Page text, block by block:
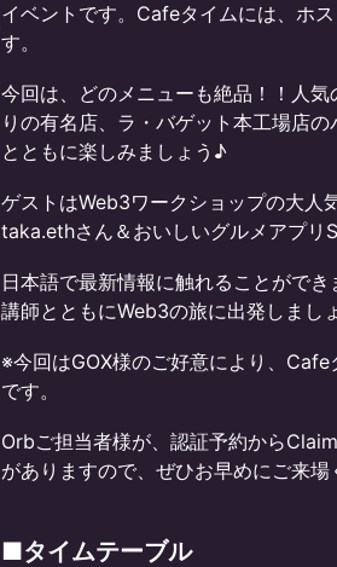
イベントです。Cafeタイムには、ホ
す。
今回は、どのメニューも絶品！！人
りの有名店、ラ・バゲット本工場店
とともに楽しみましょう♪
ゲストはWeb3ワークショップの大
taka.ethさん＆おいしいグルメアプリ
日本語で最新情報に触れることがで
講師とともにWeb3の旅に出発しまし
​​※今回はGOX様のご好意により、
です。
Orbご担当者様が、認証予約から
がありますので、ぜひお早めにご来
■タイムテーブル